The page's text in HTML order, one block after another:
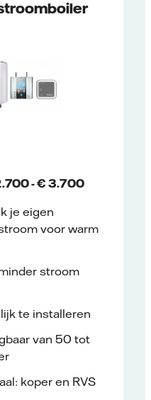
- € 3.700
je eigen
voor warm
stroom
te installeren
van 50 tot
koper en RVS